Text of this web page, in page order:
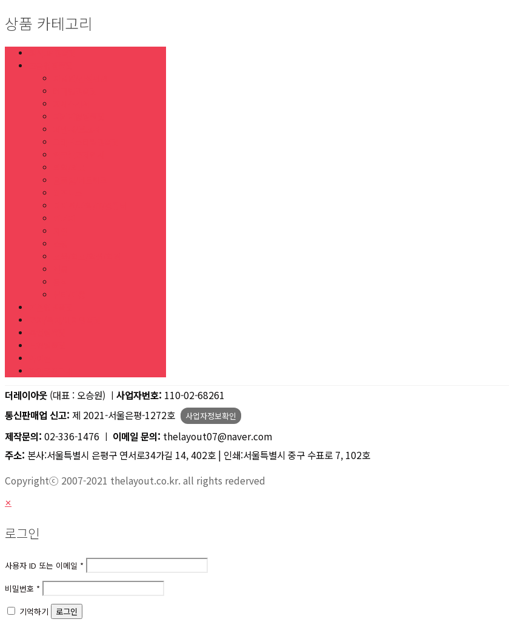
상품 카테고리
더레이아웃 (대표 : 오승원) ㅣ 사업자번호: 110-02-68261
통신판매업 신고: 제 2021-서울은평-1272호 사업자정보확인
제작문의: 02-336-1476 ㅣ 이메일 문의: thelayout07@naver.com
주소: 본사:서울특별시 은평구 연서로34가길 14, 402호 | 인쇄:서울특별시 중구 수표로 7, 102호
Copyrightⓒ 2007-2021 thelayout.co.kr. all rights rederved
✕
로그인
사용자 ID 또는 이메일 *
비밀번호 *
기억하기
로그인